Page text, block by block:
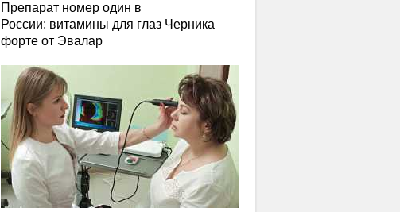
Препарат номер один в
России: витамины для глаз Черника
форте от Эвалар